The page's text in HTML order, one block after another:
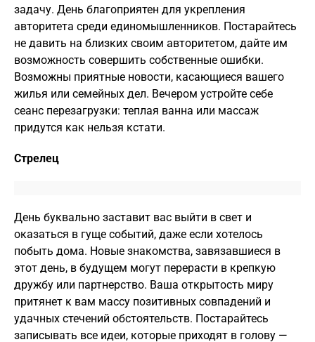
задачу. День благоприятен для укрепления
авторитета среди единомышленников. Постарайтесь
не давить на близких своим авторитетом, дайте им
возможность совершить собственные ошибки.
Возможны приятные новости, касающиеся вашего
жилья или семейных дел. Вечером устройте себе
сеанс перезагрузки: теплая ванна или массаж
придутся как нельзя кстати.
Стрелец
День буквально заставит вас выйти в свет и
оказаться в гуще событий, даже если хотелось
побыть дома. Новые знакомства, завязавшиеся в
этот день, в будущем могут перерасти в крепкую
дружбу или партнерство. Ваша открытость миру
притянет к вам массу позитивных совпадений и
удачных стечений обстоятельств. Постарайтесь
записывать все идеи, которые приходят в голову —